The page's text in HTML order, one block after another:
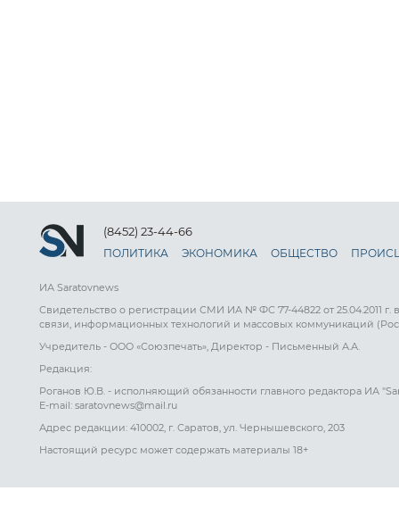
(8452) 23-44-66
ПОЛИТИКА ЭКОНОМИКА ОБЩЕСТВО
ИА Saratovnews
Свидетельство о регистрации СМИ ИА № ФС 77-44822 от 25.04.2011
связи, информационных технологий и массовых коммуникаций
Учредитель - ООО «Союзпечать», Директор - Письменный А.А.
Редакция:
Роганов Ю.В. - исполняющий обязанности главного редактора ИА
E-mail: saratovnews@mail.ru
Адрес редакции: 410002, г. Саратов, ул. Чернышевского, 203
Настоящий ресурс может содержать материалы 18+